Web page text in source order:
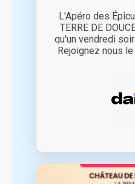
L'Apéro des
TERRE DE
qu'un vendredi
Rejoignez nous le